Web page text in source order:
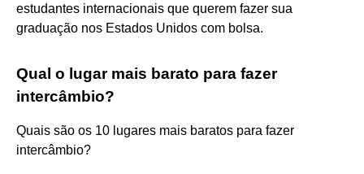
estudantes internacionais que querem fazer sua
graduação nos Estados Unidos com bolsa.
Qual o lugar mais barato para fazer
intercâmbio?
Quais são os 10 lugares mais baratos para fazer
intercâmbio?